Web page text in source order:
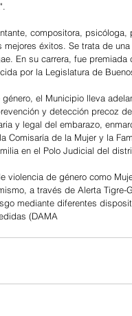
compositora, psicóloga,
éxitos. Se trata de
En su carrera, fue premiada
por la Legislatura de
el Municipio lleva
y detección precoz
y legal del embarazo,
Comisaría de la Mujer y la
en el Polo Judicial del
violencia de género como
a través de Alerta Tigre-
mediante diferentes
(DAMA